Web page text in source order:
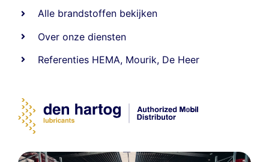
Alle brandstoffen bekijken
Over onze diensten
Referenties HEMA, Mourik, De Heer